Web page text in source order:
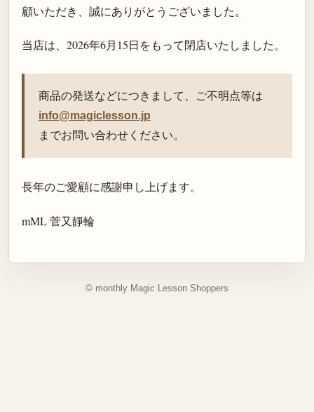
顧いただき、誠にありがとうございました。
当店は、 2026年6月15日をもって閉店いたしました。
商品の発送などにつきまして、ご不明点等は
info@magiclesson.jp
までお問い合わせください。
長年のご愛顧に感謝申し上げます。
mML 菅又靜輪
© monthly Magic Lesson Shoppers